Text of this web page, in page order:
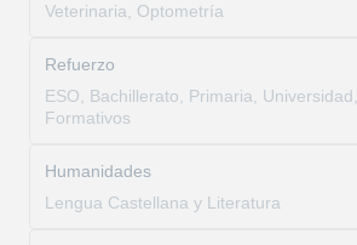
Veterinaria, Optometría
Refuerzo
ESO, Bachillerato, Primaria,
Formativos
Humanidades
Lengua Castellana y Literatura